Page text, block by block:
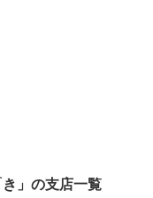
」の支店一覧